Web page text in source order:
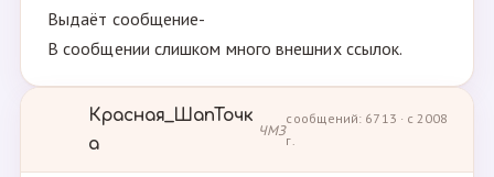
Выдаёт сообщение-
В сообщении слишком много внешних ссылок.
Красная_ШапТочк
а
ЧМЗ
сообщений: 6713 · с 2008
г.